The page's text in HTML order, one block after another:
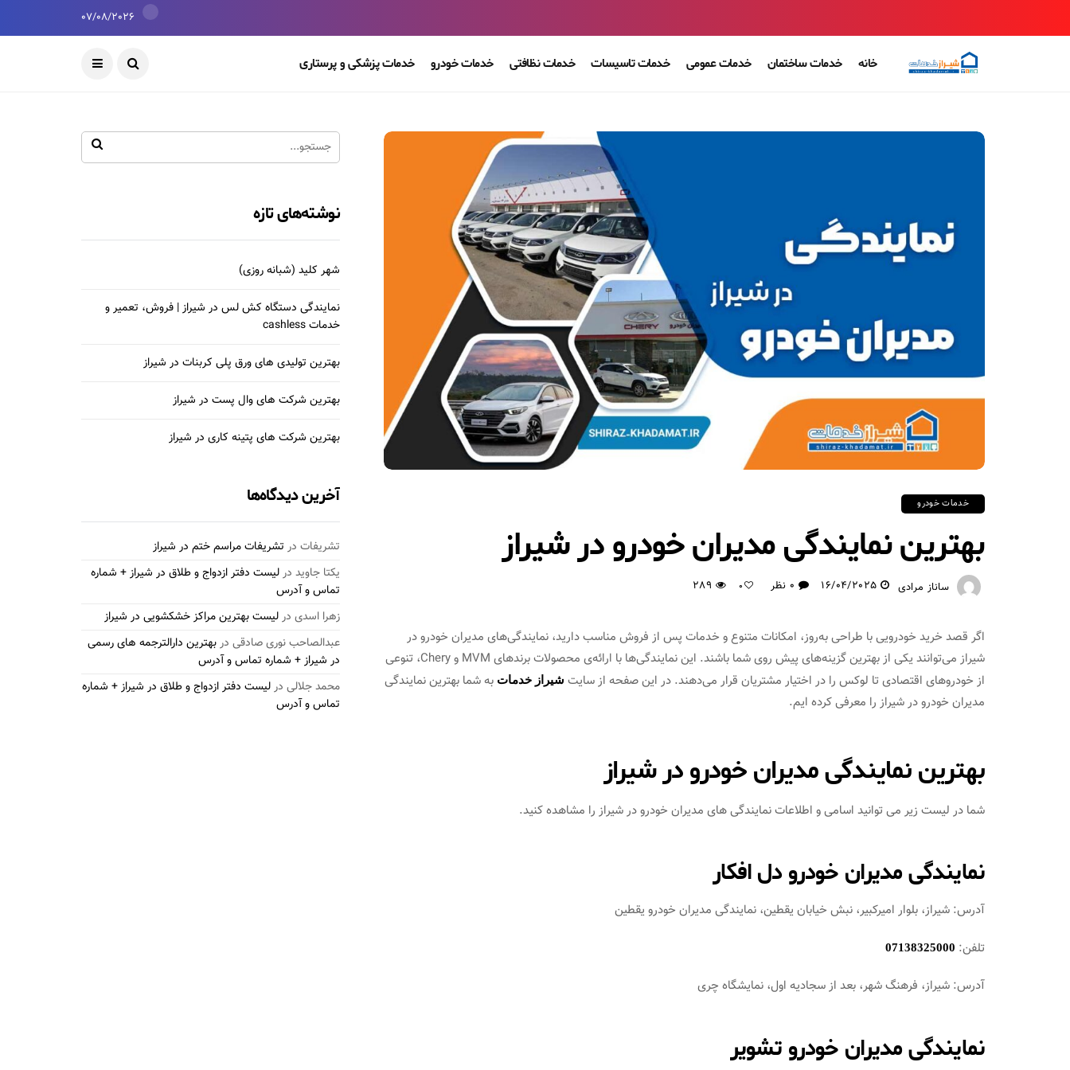
07/08/2026
خانه خدمات ساختمان خدمات عمومی خدمات تاسیسات خدمات نظافتی خدمات خودرو خدمات پزشکی و پرستاری
خدمات خودرو
بهترین نمایندگی مدیران خودرو در شیراز
ساناز مرادی 16/04/2025 0 نظر 0
289
اگر قصد خرید خودرویی با طراحی به‌روز، امکانات متنوع و خدمات پس از فروش مناسب دارید، نمایندگی‌های مدیران خودرو در
شیراز می‌توانند یکی از بهترین گزینه‌های پیش روی شما باشند. این نمایندگی‌ها با ارائه‌ی محصولات برندهای MVM و Chery، تنوعی
از خودروهای اقتصادی تا لوکس را در اختیار مشتریان قرار می‌دهند. در این صفحه از سایت شیراز خدمات به شما بهترین نمایندگی
مدیران خودرو در شیراز را معرفی کرده ایم.
بهترین نمایندگی مدیران خودرو در شیراز
شما در لیست زیر می توانید اسامی و اطلاعات نمایندگی های مدیران خودرو در شیراز را مشاهده کنید.
نمایندگی مدیران خودرو دل افکار
آدرس: شیراز، بلوار امیرکبیر، نبش خیابان یقطین، نمایندگی مدیران خودرو یقطین
تلفن: 07138325000
آدرس: شیراز، فرهنگ شهر، بعد از سجادیه اول، نمایشگاه چری
نمایندگی مدیران خودرو تشویر
نوشته‌های تازه
شهر کلید (شبانه روزی)
نمایندگی دستگاه کش لس در شیراز | فروش، تعمیر و
خدمات cashless
بهترین تولیدی های ورق پلی کربنات در شیراز
بهترین شرکت های وال پست در شیراز
بهترین شرکت های پتینه کاری در شیراز
آخرین دیدگاه‌ها
تشریفات در تشریفات مراسم ختم در شیراز
یکتا جاوید درلیست دفتر ازدواج و طلاق در شیراز + شماره
تماس و آدرس
زهرا اسدی درلیست بهترین مراکز خشکشویی در شیراز
عبدالصاحب نوری صادقی دربهترین دارالترجمه های رسمی
در شیراز + شماره تماس و آدرس
محمد جلالی درلیست دفتر ازدواج و طلاق در شیراز + شماره
تماس و آدرس